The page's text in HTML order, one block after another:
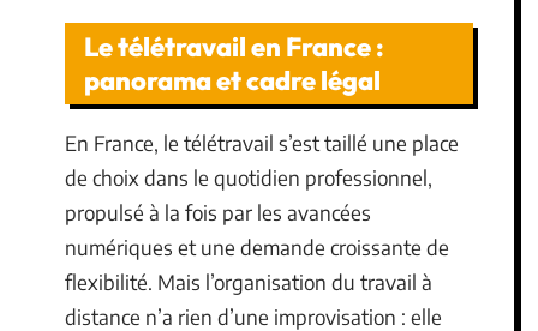
Le télétravail en France :
panorama et cadre légal
En France, le télétravail s’est taillé une place
de choix dans le quotidien professionnel,
propulsé à la fois par les avancées
numériques et une demande croissante de
flexibilité. Mais l’organisation du travail à
distance n’a rien d’une improvisation : elle